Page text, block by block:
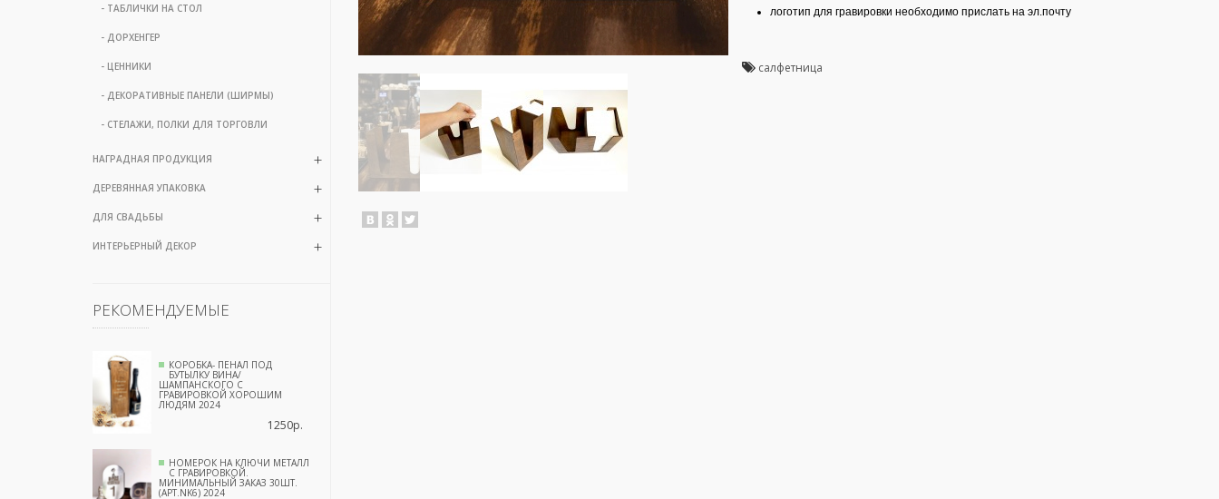
- ТАБЛИЧКИ НА СТОЛ
- ДОРХЕНГЕР
- ЦЕННИКИ
- ДЕКОРАТИВНЫЕ ПАНЕЛИ (ШИРМЫ)
- СТЕЛАЖИ, ПОЛКИ ДЛЯ ТОРГОВЛИ
НАГРАДНАЯ ПРОДУКЦИЯ
ДЕРЕВЯННАЯ УПАКОВКА
ДЛЯ СВАДЬБЫ
ИНТЕРЬЕРНЫЙ ДЕКОР
РЕКОМЕНДУЕМЫЕ
КОРОБКА- ПЕНАЛ ПОД
БУТЫЛКУ ВИНА/
ШАМПАНСКОГО С
ГРАВИРОВКОЙ ХОРОШИМ
ЛЮДЯМ 2024
1250р.
НОМЕРОК НА КЛЮЧИ МЕТАЛЛ
С ГРАВИРОВКОЙ.
МИНИМАЛЬНЫЙ ЗАКАЗ 30ШТ.
(АРТ.NK6) 2024
логотип для гравировки необходимо прислать на эл.почту
салфетница